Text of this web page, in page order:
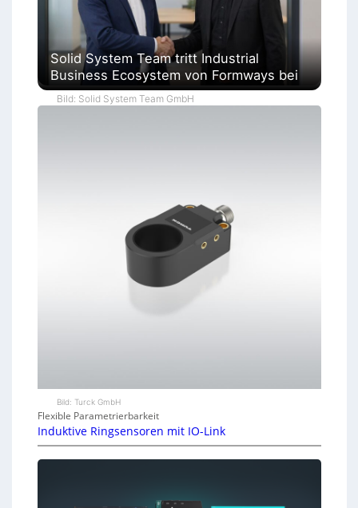
Solid System Team tritt Industrial
Business Ecosystem von Formways bei
Bild: Solid System Team GmbH
Bild: Turck GmbH
Flexible Parametrierbarkeit
Induktive Ringsensoren mit IO-Link